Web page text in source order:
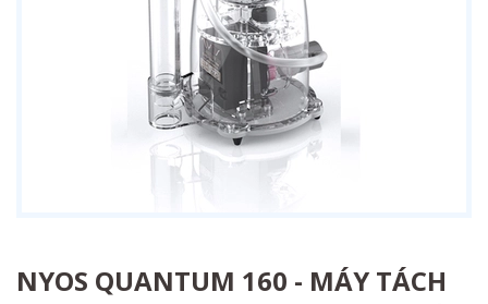
NYOS QUANTUM 160 - MÁY TÁCH